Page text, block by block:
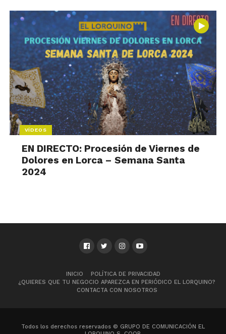
VÍDEOS
EN DIRECTO: Procesión de Viernes de
Dolores en Lorca – Semana Santa
2024
INICIO
POLÍTICA DE PRIVACIDAD
¿QUIERES QUE TU NEGOCIO APAREZCA EN PERIÓDICO EL LORQUINO?
CONTACTA CON NOSOTROS
Todos los derechos reservados © GRUPO DE COMUNICACIÓN EL